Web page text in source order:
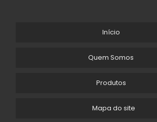
Início
Quem Somos
Produtos
Mapa do site